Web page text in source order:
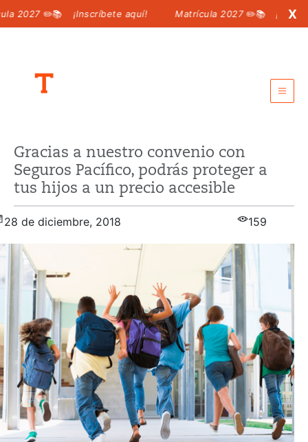
✏️📚 ¡Inscríbete aquí! Matrícula 2027 ✏️📚 X
Intranet para padres
Intranet para alumnos
Call center: 6198 100
Gracias a nuestro convenio con
Seguros Pacífico, podrás proteger a
tus hijos a un precio accesible
28 de diciembre, 2018 159